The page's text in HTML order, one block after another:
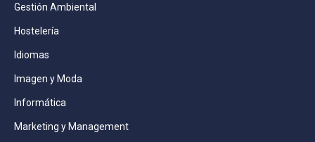
Gestión Ambiental
Hostelería
Idiomas
Imagen y Moda
Informática
Marketing y Management